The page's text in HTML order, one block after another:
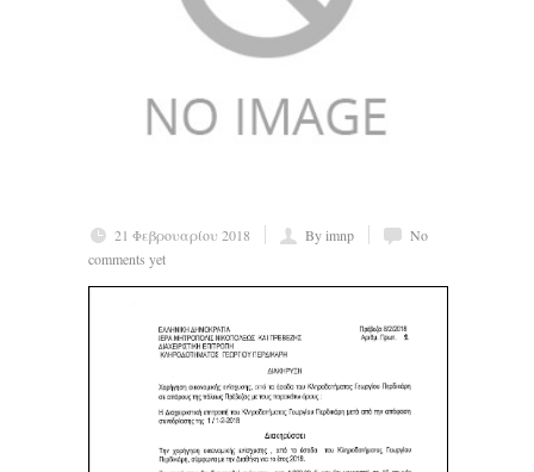
21 Φεβρουαρίου 2018 By imnp
No
comments yet